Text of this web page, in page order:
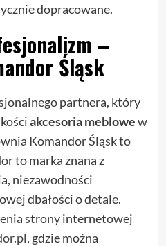
dopracowane.
–
Śląsk
partnera, który
akcesoria meblowew
Komandor Śląsk to
to marka znana z
niezawodności
dbałości o detale.
strony internetowej
, gdzie można